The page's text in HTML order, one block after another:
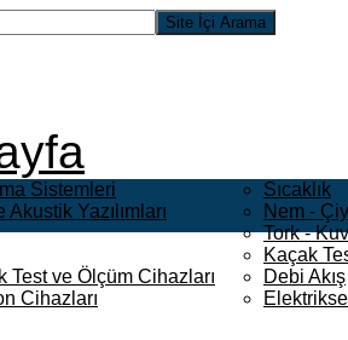
Sistemleri
Yazılımları
Test ve Ölçüm Cihazları
Cihazları
Sıcaklık
Nem -
Tork -
Kaçak
Debi Akış